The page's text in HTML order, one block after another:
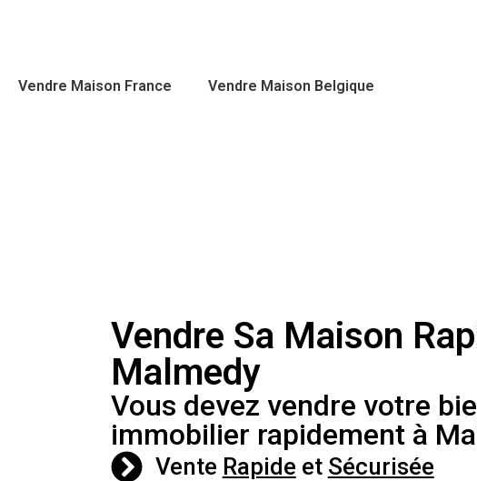
Vendre Maison France Vendre Maison Belgique
Vendre Sa Maison
Malmedy
Vous devez vendre votre
immobilier rapidement à
Vente Rapide et Sécurisée